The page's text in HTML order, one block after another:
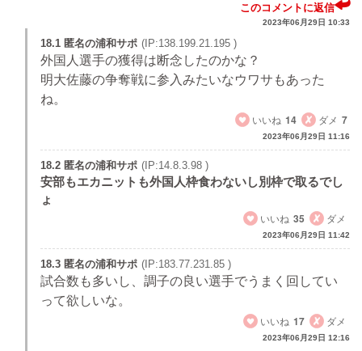
このコメントに返信
2023年06月29日 10:33
18.1 匿名の浦和サポ (IP:138.199.21.195 )
外国人選手の獲得は断念したのかな？
明大佐藤の争奪戦に参入みたいなウワサもあった
ね。
いいね 14 ダメ 7
2023年06月29日 11:16
18.2 匿名の浦和サポ (IP:14.8.3.98 )
安部もエカニットも外国人枠食わないし別枠で取るでし
ょ
いいね 35 ダメ
2023年06月29日 11:42
18.3 匿名の浦和サポ (IP:183.77.231.85 )
試合数も多いし、調子の良い選手でうまく回してい
って欲しいな。
いいね 17 ダメ
2023年06月29日 12:16